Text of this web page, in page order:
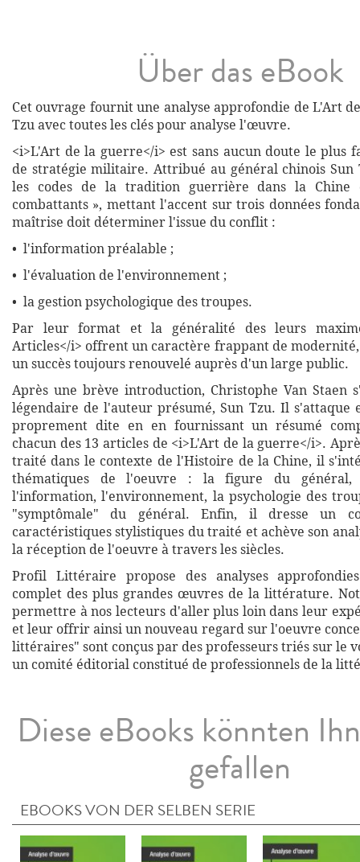
Über das eBook
Cet ouvrage fournit une analyse approfondie de L'Art
Tzu avec toutes les clés pour analyse l'œuvre.
<i>L'Art de la guerre</i> est sans aucun doute le plus
de stratégie militaire. Attribué au général chinois Sun
les codes de la tradition guerrière dans la Chine
combattants », mettant l'accent sur trois données
maîtrise doit déterminer l'issue du conflit :
• l'information préalable ;
• l'évaluation de l'environnement ;
• la gestion psychologique des troupes.
Par leur format et la généralité des leurs
Articles</i> offrent un caractère frappant de
un succès toujours renouvelé auprès d'un large public.
Après une brève introduction, Christophe Van Staen
légendaire de l'auteur présumé, Sun Tzu. Il s'attaque
proprement dite en en fournissant un résumé
chacun des 13 articles de <i>L'Art de la guerre</i>.
traité dans le contexte de l'Histoire de la Chine, il
thématiques de l'oeuvre : la figure du général,
l'information, l'environnement, la psychologie des
"symptômale" du général. Enfin, il dresse un
caractéristiques stylistiques du traité et achève son
la réception de l'oeuvre à travers les siècles.
Profil Littéraire propose des analyses
complet des plus grandes œuvres de la littérature.
permettre à nos lecteurs d'aller plus loin dans leur
et leur offrir ainsi un nouveau regard sur l'oeuvre
littéraires" sont conçus par des professeurs triés sur le
un comité éditorial constitué de professionnels de la
Diese eBooks könnten
gefallen
EBOOKS VON DER SELBEN SERIE